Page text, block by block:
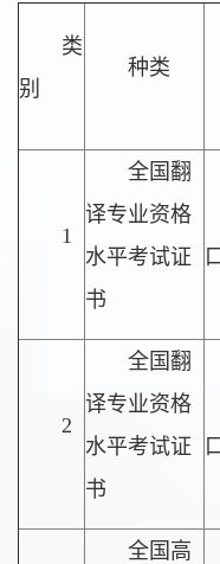
类
别
种类
1
全国翻
译专业资格
水平考试证
书
2
全国翻
译专业资格
水平考试证
书
全国高